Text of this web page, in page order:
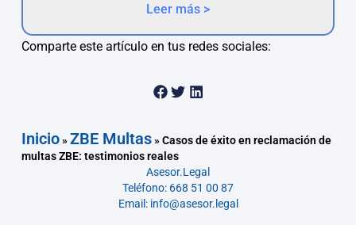
Leer más >
Comparte este artículo en tus redes sociales:
Inicio»ZBE Multas»Casos de éxito en reclamación de
multas ZBE: testimonios reales
Asesor.Legal
Teléfono: 668 51 00 87
Email: info@asesor.legal